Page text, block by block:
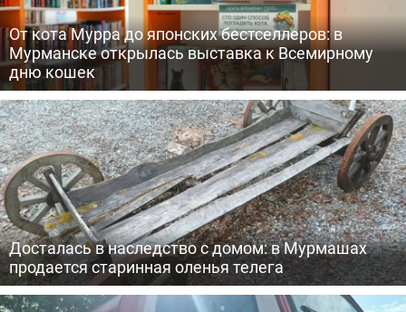
От кота Мурра до японских бестселлеров: в
Мурманске открылась выставка к Всемирному
дню кошек
Досталась в наследство с домом: в Мурмашах
продается старинная оленья телега